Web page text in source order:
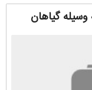
گیاهان